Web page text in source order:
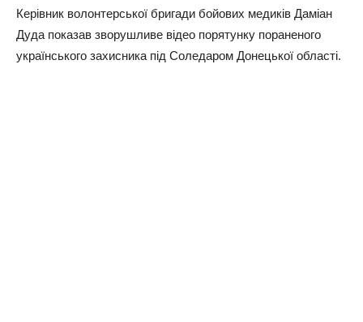
Керівник волонтерської бригади бойових медиків Даміан
Дуда показав зворушливе відео порятунку пораненого
українського захисника під Соледаром Донецької області.